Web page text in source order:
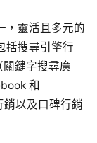
，靈活且多元的
括搜尋引擎行
關鍵字搜尋廣
和
以及口碑行銷